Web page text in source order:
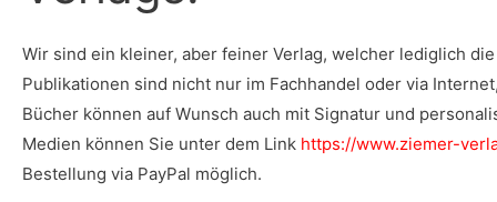
Wir sind ein kleiner, aber feiner Verlag, welcher lediglich
Publikationen sind nicht nur im Fachhandel oder via
Bücher können auf Wunsch auch mit Signatur und
Medien können Sie unter dem Link https://www.ziemer-
Bestellung via PayPal möglich.